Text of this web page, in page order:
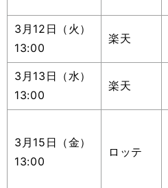
3月12日（火）
13:00
楽天
3月13日（水）
13:00
楽天
3月15日（金）
13:00
ロッテ